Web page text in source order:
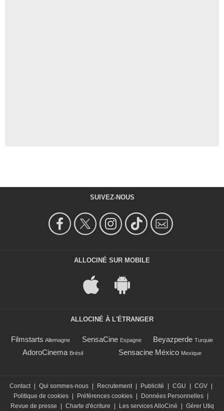
SUIVEZ-NOUS
ALLOCINÉ SUR MOBILE
ALLOCINÉ À L'ÉTRANGER
Filmstarts Allemagne SensaCine Espagne Beyazperde Turquie
AdoroCinema Brésil Sensacine México Mexique
Contact Qui sommes-nous Recrutement Publicité CGU CGV
Politique de cookies
Préférences cookies Données Personnelles
Revue de presse
Charte d'écriture Les services AlloCiné Gérer Utiq